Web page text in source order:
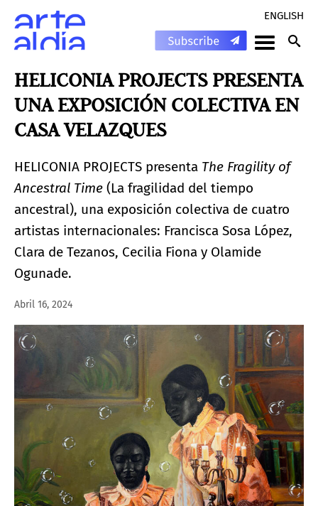
ENGLISH
HELICONIA PROJECTS PRESENTA
UNA EXPOSICIÓN COLECTIVA EN
CASA VELAZQUES
HELICONIA PROJECTS presenta The Fragility of
Ancestral Time (La fragilidad del tiempo
ancestral), una exposición colectiva de cuatro
artistas internacionales: Francisca Sosa López,
Clara de Tezanos, Cecilia Fiona y Olamide
Ogunade.
Abril 16, 2024